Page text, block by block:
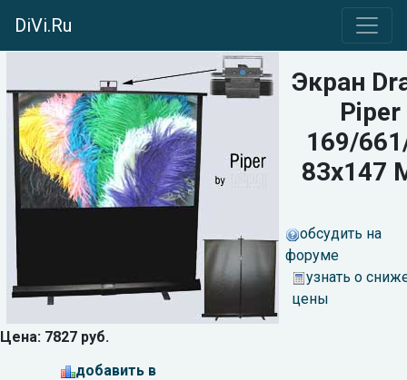
DiVi.Ru
Цена: 7827 руб.
добавить в
Экран
Piper
169/
83x147
обсудить на
форуме
узнать о
цены